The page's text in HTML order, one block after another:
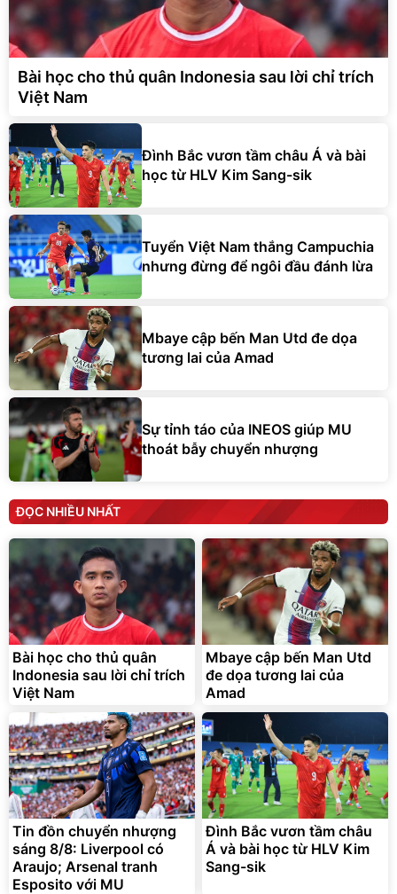
Bài học cho thủ quân Indonesia sau lời chỉ trích
Việt Nam
Đình Bắc vươn tầm châu Á và bài
học từ HLV Kim Sang-sik
Tuyển Việt Nam thắng Campuchia
nhưng đừng để ngôi đầu đánh lừa
Mbaye cập bến Man Utd đe dọa
tương lai của Amad
Sự tỉnh táo của INEOS giúp MU
thoát bẫy chuyển nhượng
ĐỌC NHIỀU NHẤT
Bài học cho thủ quân
Indonesia sau lời chỉ trích
Việt Nam
Mbaye cập bến Man Utd
đe dọa tương lai của
Amad
Tin đồn chuyển nhượng
sáng 8/8: Liverpool có
Araujo; Arsenal tranh
Esposito với MU
Đình Bắc vươn tầm châu
Á và bài học từ HLV Kim
Sang-sik